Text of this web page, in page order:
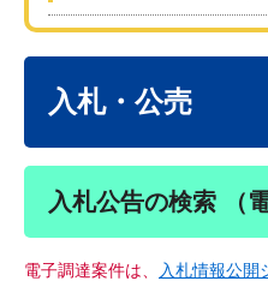
入札・公売
入札公告の検索 （
電子調達案件は、 入札情報公開